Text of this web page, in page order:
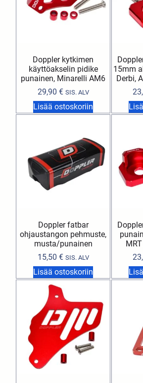
Doppler kytkimen
käyttöakselin pidike
punainen, Minarelli AM6
29,90 € SIS. ALV
Lisää ostoskoriin
15mm
Derbi,
Doppler fatbar
ohjaustangon pehmuste,
musta/punainen
15,50 € SIS. ALV
Lisää ostoskoriin